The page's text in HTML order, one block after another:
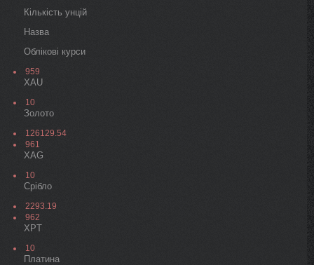
Кількість унцій
Назва
Облікові курси
959
XAU
10
Золото
126129.54
961
XAG
10
Срiбло
2293.19
962
XPT
10
Платина